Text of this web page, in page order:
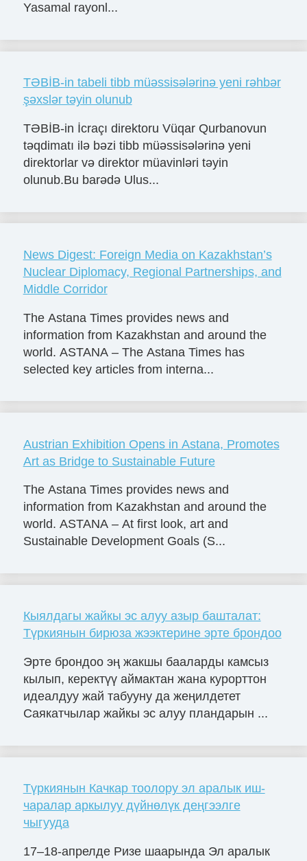
Yasamal rayonl...
TƏBİB-in tabeli tibb müəssisələrinə yeni rəhbər
şəxslər təyin olunub
TƏBİB-in İcraçı direktoru Vüqar Qurbanovun
təqdimatı ilə bəzi tibb müəssisələrinə yeni
direktorlar və direktor müavinləri təyin
olunub.Bu barədə Ulus...
News Digest: Foreign Media on Kazakhstan’s
Nuclear Diplomacy, Regional Partnerships, and
Middle Corridor
The Astana Times provides news and
information from Kazakhstan and around the
world. ASTANA – The Astana Times has
selected key articles from interna...
Austrian Exhibition Opens in Astana, Promotes
Art as Bridge to Sustainable Future
The Astana Times provides news and
information from Kazakhstan and around the
world. ASTANA – At first look, art and
Sustainable Development Goals (S...
Кыялдагы жайкы эс алуу азыр башталат:
Түркиянын бирюза жээктерине эрте брондоо
Эрте брондоо эң жакшы бааларды камсыз
кылып, керектүү аймактан жана курорттон
идеалдуу жай табууну да жеңилдетет
Саякатчылар жайкы эс алуу пландарын ...
Түркиянын Качкар тоолору эл аралык иш-
чаралар аркылуу дүйнөлүк деңгээлге
чыгууда
17–18-апрелде Ризе шаарында Эл аралык